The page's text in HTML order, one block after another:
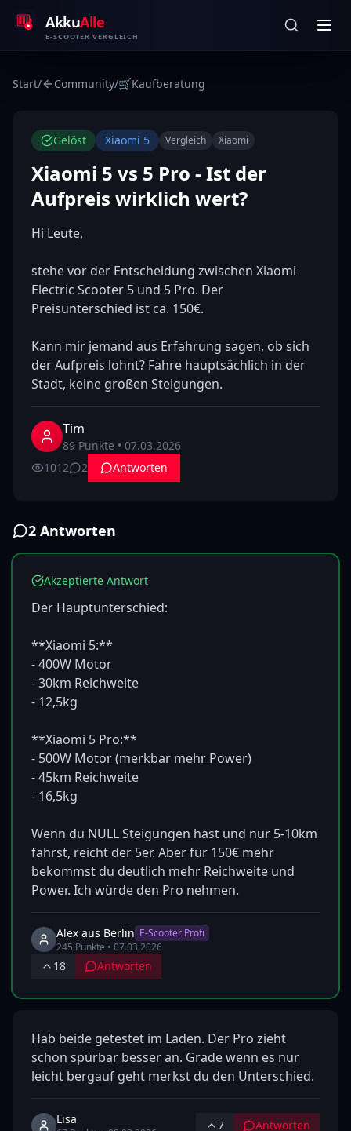
AkkuAlle
E-SCOOTER VERGLEICH
Start/ Community/🛒Kaufberatung
Gelöst Xiaomi 5 Vergleich Xiaomi
Xiaomi 5 vs 5 Pro - Ist der
Aufpreis wirklich wert?
Hi Leute,
stehe vor der Entscheidung zwischen Xiaomi
Electric Scooter 5 und 5 Pro. Der
Preisunterschied ist ca. 150€.
Kann mir jemand aus Erfahrung sagen, ob sich
der Aufpreis lohnt? Fahre hauptsächlich in der
Stadt, keine großen Steigungen.
Tim
89 Punkte • 07.03.2026
1012
2 Antworten
2 Antworten
Akzeptierte Antwort
Der Hauptunterschied:
**Xiaomi 5:**
- 400W Motor
- 30km Reichweite
- 12,5kg
**Xiaomi 5 Pro:**
- 500W Motor (merkbar mehr Power)
- 45km Reichweite
- 16,5kg
Wenn du NULL Steigungen hast und nur 5-10km
fährst, reicht der 5er. Aber für 150€ mehr
bekommst du deutlich mehr Reichweite und
Power. Ich würde den Pro nehmen.
Alex aus Berlin E-Scooter Profi
245 Punkte • 07.03.2026
18 Antworten
Hab beide getestet im Laden. Der Pro zieht
schon spürbar besser an. Grade wenn es nur
leicht bergauf geht merkst du den Unterschied.
Lisa 7 Antworten